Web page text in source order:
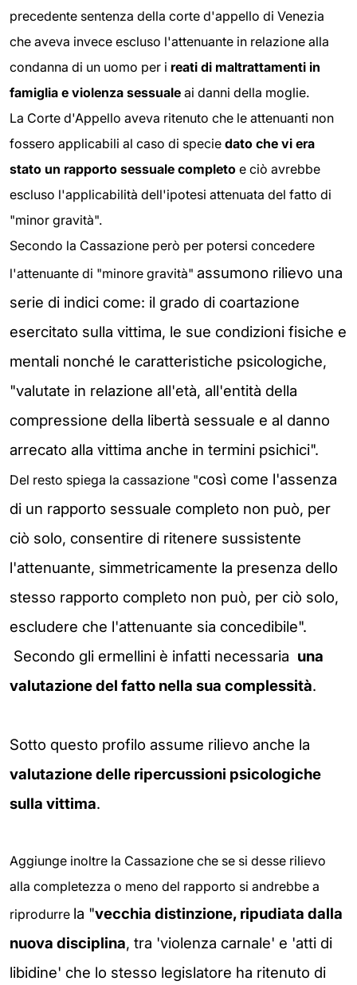
precedente sentenza della corte d'appello di Venezia
che aveva invece escluso l'attenuante in relazione alla
condanna di un uomo per i reati di maltrattamenti in
famiglia e violenza sessuale ai danni della moglie.
La Corte d'Appello aveva ritenuto che le attenuanti non
fossero applicabili al caso di specie dato che vi era
stato un rapporto sessuale completo e ciò avrebbe
escluso l'applicabilità dell'ipotesi attenuata del fatto di
"minor gravità".
Secondo la Cassazione però per potersi concedere
l'attenuante di "minore gravità" assumono rilievo una
serie di indici come: il grado di coartazione
esercitato sulla vittima, le sue condizioni fisiche e
mentali nonché le caratteristiche psicologiche,
"valutate in relazione all'età, all'entità della
compressione della libertà sessuale e al danno
arrecato alla vittima anche in termini psichici".
Del resto spiega la cassazione "così come l'assenza
di un rapporto sessuale completo non può, per
ciò solo, consentire di ritenere sussistente
l'attenuante, simmetricamente la presenza dello
stesso rapporto completo non può, per ciò solo,
escludere che l'attenuante sia concedibile".
Secondo gli ermellini è infatti necessaria una
valutazione del fatto nella sua complessità.
Sotto questo profilo assume rilievo anche la
valutazione delle ripercussioni psicologiche
sulla vittima.
Aggiunge inoltre la Cassazione che se si desse rilievo
alla completezza o meno del rapporto si andrebbe a
riprodurre la "vecchia distinzione, ripudiata dalla
nuova disciplina, tra 'violenza carnale' e 'atti di
libidine' che lo stesso legislatore ha ritenuto di